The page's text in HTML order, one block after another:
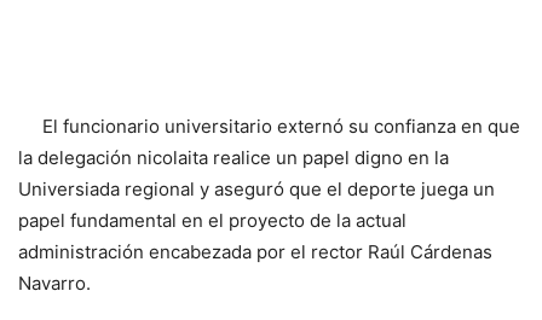
El funcionario universitario externó su confianza en que
la delegación nicolaita realice un papel digno en la
Universiada regional y aseguró que el deporte juega un
papel fundamental en el proyecto de la actual
administración encabezada por el rector Raúl Cárdenas
Navarro.